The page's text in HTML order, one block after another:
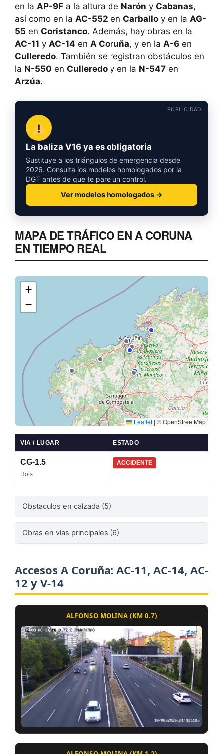
en la AP-9F a la altura de Narón y Cabanas,
así como en la AC-552 en Carballo y en la AG-
55 en Coristanco. Además, hay obras en la
AC-11 y AC-14 en A Coruña, y en la A-6 en
Culleredo. También se registran obstáculos en
la N-550 en Culleredo y en la N-547 en
Arzúa.
PUBLICIDAD
La baliza V16 ya es obligatoria
Sustituye a los triángulos de emergencia desde
2026. Consulta los modelos homologados por la
DGT antes de que te pare un control.
Ver modelos homologados →
MAPA DE TRÁFICO EN A CORUNA
EN TIEMPO REAL
+
−
Leaflet | © OpenStreetMap
VIA / LUGAR ESTADO
CG-1.5
Rois
ACCIDENTE
Obstaculos en calzada (5)
Obras en vias principales (6)
Accesos A Coruña: AC-11, AC-14, AC-
12 y V-14
ALFONSO MOLINA (KM 0.7)